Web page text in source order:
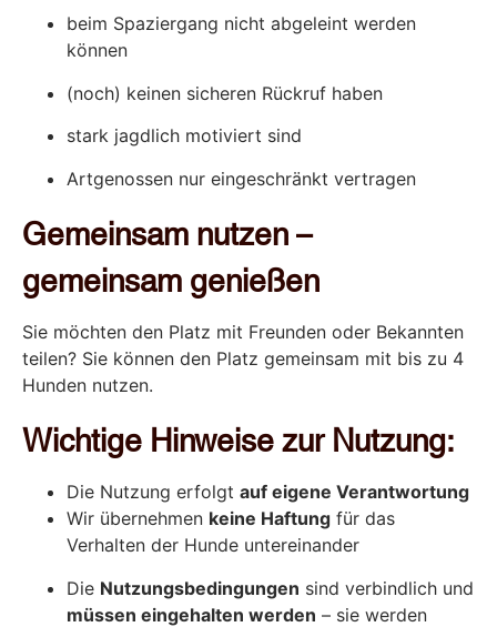
beim Spaziergang nicht abgeleint werden
können
(noch) keinen sicheren Rückruf haben
stark jagdlich motiviert sind
Artgenossen nur eingeschränkt vertragen
Gemeinsam nutzen –
gemeinsam genießen
Sie möchten den Platz mit Freunden oder Bekannten
teilen? Sie können den Platz gemeinsam mit bis zu 4
Hunden nutzen.
Wichtige Hinweise zur Nutzung:
Die Nutzung erfolgt auf eigene Verantwortung
Wir übernehmen keine Haftung für das
Verhalten der Hunde untereinander
Die Nutzungsbedingungen sind verbindlich und
müssen eingehalten werden – sie werden